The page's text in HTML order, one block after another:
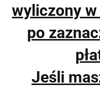
wyliczony
po
Jeśli